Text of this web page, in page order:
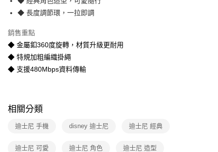
離島宅配-常溫商品
免運費
◆ 長度調節環，一拉即調
銷售重點
◆ 金屬釦360度旋轉，材質升級更耐用
◆ 特規加粗編織掛繩
◆ 支援480Mbps資料傳輸
相關分類
迪士尼 手機 disney 迪士尼 迪士尼 經典
迪士尼 可愛 迪士尼 角色 迪士尼 造型